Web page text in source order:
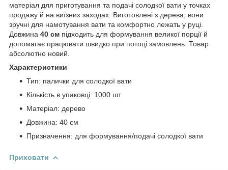
матеріал для приготування та подачі солодкої вати у точках
продажу й на виїзних заходах. Виготовлені з дерева, вони
зручні для намотування вати та комфортно лежать у руці.
Довжина 40 см підходить для формування великої порції й
допомагає працювати швидко при потоці замовлень. Товар
абсолютно новий.
Характеристики
Тип: палички для солодкої вати
Кількість в упаковці: 1000 шт
Матеріал: дерево
Довжина: 40 см
Призначення: для формування/подачі солодкої вати
Приховати